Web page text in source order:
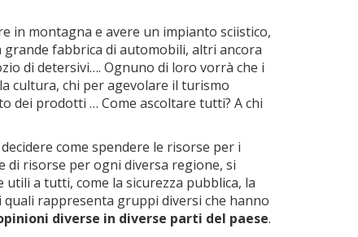
in montagna e avere un impianto sciistico,
fabbrica di automobili, altri ancora
di detersivi…. Ognuno di loro vorrà che i
cultura, chi per agevolare il turismo
dei prodotti … Come ascoltare tutti? A chi
come spendere le risorse per i
di risorse per ogni diversa regione, si
a tutti, come la sicurezza pubblica, la
rappresenta gruppi diversi che hanno
diverse in diverse parti del paese.